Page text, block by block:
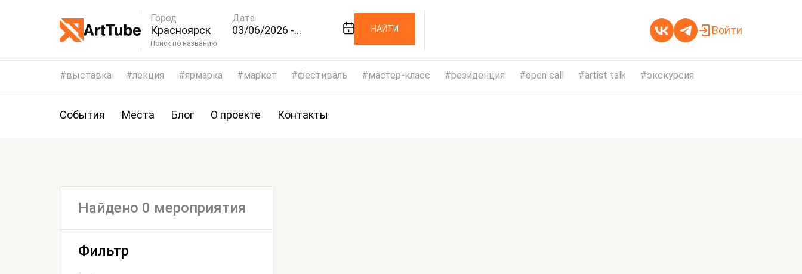
Город
Красноярск
Дата
03/06/2026 -
Поиск по названию
НАЙТИ Войти
выставка лекция ярмарка маркет фестиваль мастер-класс резиденция open call artist talk экскурсия
События Места Блог О проекте Контакты
Найдено 0 мероприятия
Фильтр